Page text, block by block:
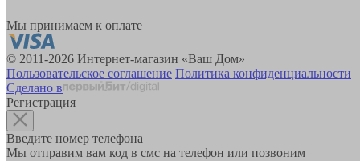
Мы принимаем к оплате
© 2011-2026 Интернет-магазин «Ваш Дом»
Пользовательское соглашение Политика конфиденциальности
Сделано в
Регистрация
Введите номер телефона
Мы отправим вам код в смс на телефон или позвоним